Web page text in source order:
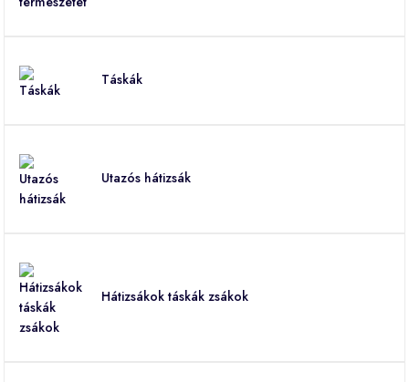
Táskák
Utazós hátizsák
Hátizsákok táskák zsákok